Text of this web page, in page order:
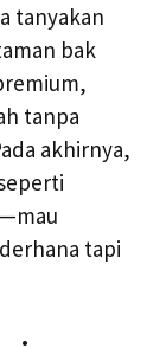
tanyakan
bak
tanpa
akhirnya,
tapi